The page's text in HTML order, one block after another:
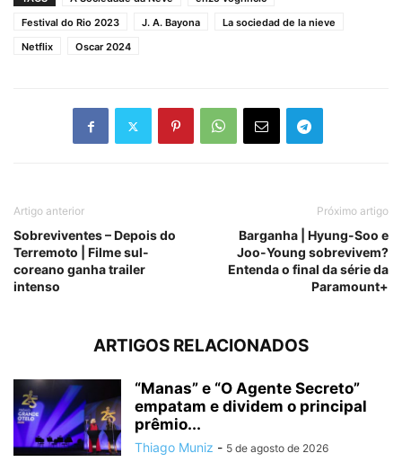
Festival do Rio 2023
J. A. Bayona
La sociedad de la nieve
Netflix
Oscar 2024
Artigo anterior
Sobreviventes – Depois do
Terremoto | Filme sul-
coreano ganha trailer
intenso
Próximo artigo
Barganha | Hyung-Soo e
Joo-Young sobrevivem?
Entenda o final da série da
Paramount+
ARTIGOS RELACIONADOS
“Manas” e “O Agente Secreto”
empatam e dividem o principal
prêmio...
Thiago Muniz - 5 de agosto de 2026